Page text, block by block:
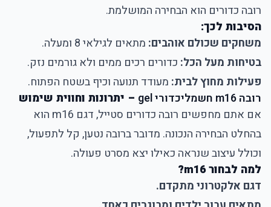
רובה כדורים הוא הבחירה המושלמת.
הסיבות לכך:
משחקים שכולם אוהבים: מתאים לגילאי 8 ומעלה.
בטיחות מעל הכל: כדורים רכים ממים ולא גורמים נזק.
פעילות מחוץ לבית: מעודד תנועה וכיף בשטח הפתוח.
רובה m16 חשמלי
כדורי gel
– יתרונות וחווית שימוש
אם אתם מחפשים רובה כדורים סטייל, דגם m16 הוא
בהחלט הבחירה הנכונה. מדובר ברובה נטען, קל לתפעול,
וכולל עיצוב שנראה כאילו יצא מסרט פעולה.
למה לבחור m16?
דגם אלקטרוני מתקדם.